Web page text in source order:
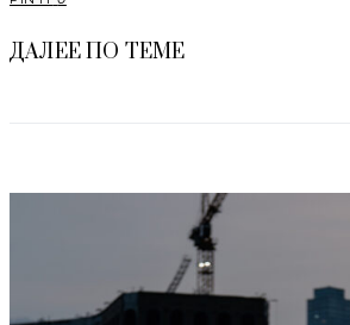
ДАЛЕЕ ПО ТЕМЕ